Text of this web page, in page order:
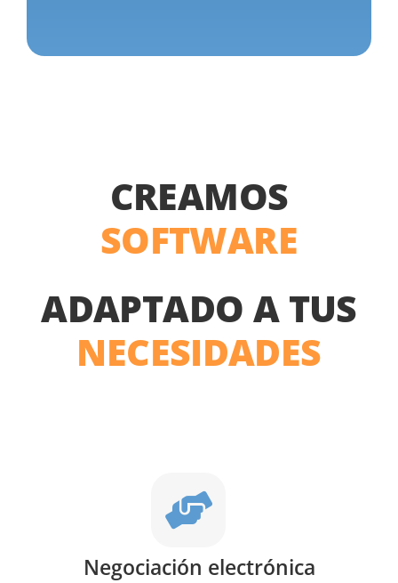
CREAMOS
SOFTWARE
ADAPTADO A TUS
NECESIDADES
Negociación electrónica